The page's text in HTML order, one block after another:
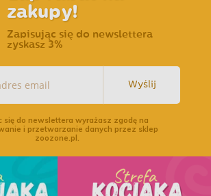
zakupy!
Zapisując się do newslettera
zyskasz 3%
Wyślij
się do newslettera wyrażasz zgodę na
i przetwarzanie danych przez sklep
zoozone.pl.